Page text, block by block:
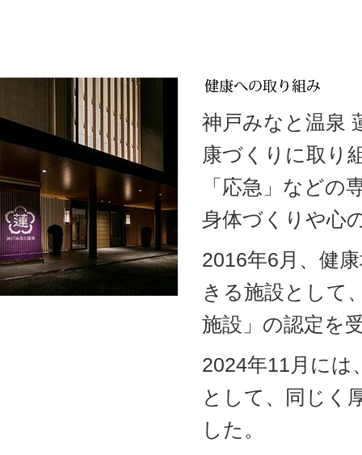
神戸みなと温泉
康づくりに取り
「応急」など
身体づくりや心
2016年6月、健
きる施設として
施設」の認定を
2024年11月には
として、同じく
した。